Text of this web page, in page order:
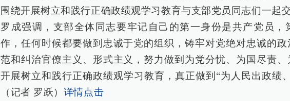
围绕开展树立和践行正确政绩观学习教育与支部党员同志们一起交
罗成强调，支部全体同志要牢记自己的第一身份是共产党员，
作，任何时候都要做到忠诚于党的组织，铸牢对党绝对忠诚的
范和纠治官僚主义、形式主义，努力做到为党分忧、为国尽责
开展树立和践行正确政绩观学习教育，真正做到“为人民出政绩
（记者 罗跃） 详情点击